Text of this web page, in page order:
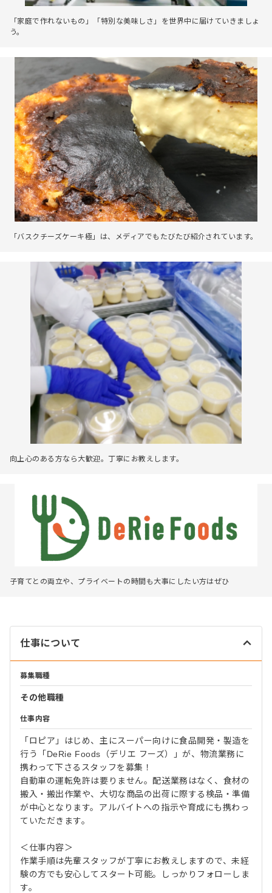
「家庭で作れないもの」「特別な美味しさ」を世界中に届けていきましょ
う。
「バスクチーズケーキ極」は、メディアでもたびたび紹介されています。
向上心のある方なら大歓迎。丁寧にお教えします。
子育てとの両立や、プライベートの時間も大事にしたい方はぜひ
仕事について
募集職種
その他職種
仕事内容
「ロピア」はじめ、主にスーパー向けに食品開発・製造を
行う「DeRie Foods（デリエ フーズ）」が、物流業務に
携わって下さるスタッフを募集！
自動車の運転免許は要りません。配送業務はなく、食材の
搬入・搬出作業や、大切な商品の出荷に際する検品・準備
が中心となります。アルバイトへの指示や育成にも携わっ
ていただきます。
＜仕事内容＞
作業手順は先輩スタッフが丁寧にお教えしますので、未経
験の方でも安心してスタート可能。しっかりフォローしま
す。